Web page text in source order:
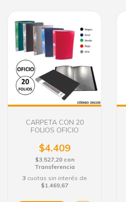
CARPETA CON 20
FOLIOS OFICIO
$4.409
$3.527,20 con
Transferencia
3 cuotas sin interés de
$1.469,67